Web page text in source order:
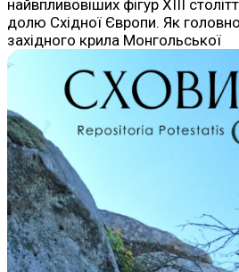
найвпливовіших фігур XIII
долю Східної Європи. Як
західного крила Монгольської